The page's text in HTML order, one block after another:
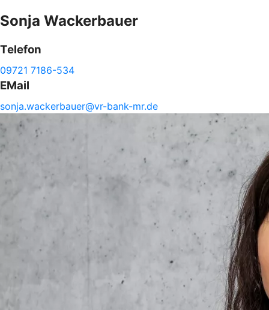
Sonja Wackerbauer
Telefon
09721 7186-534
EMail
sonja.wackerbauer@vr-bank-mr.de